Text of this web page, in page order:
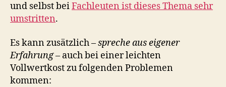
und selbst beiFachleuten ist dieses Thema sehr
umstritten.
Es kann zusätzlich –spreche aus eigener
Erfahrung– auch bei einer leichten
Vollwertkost zu folgenden Problemen
kommen: